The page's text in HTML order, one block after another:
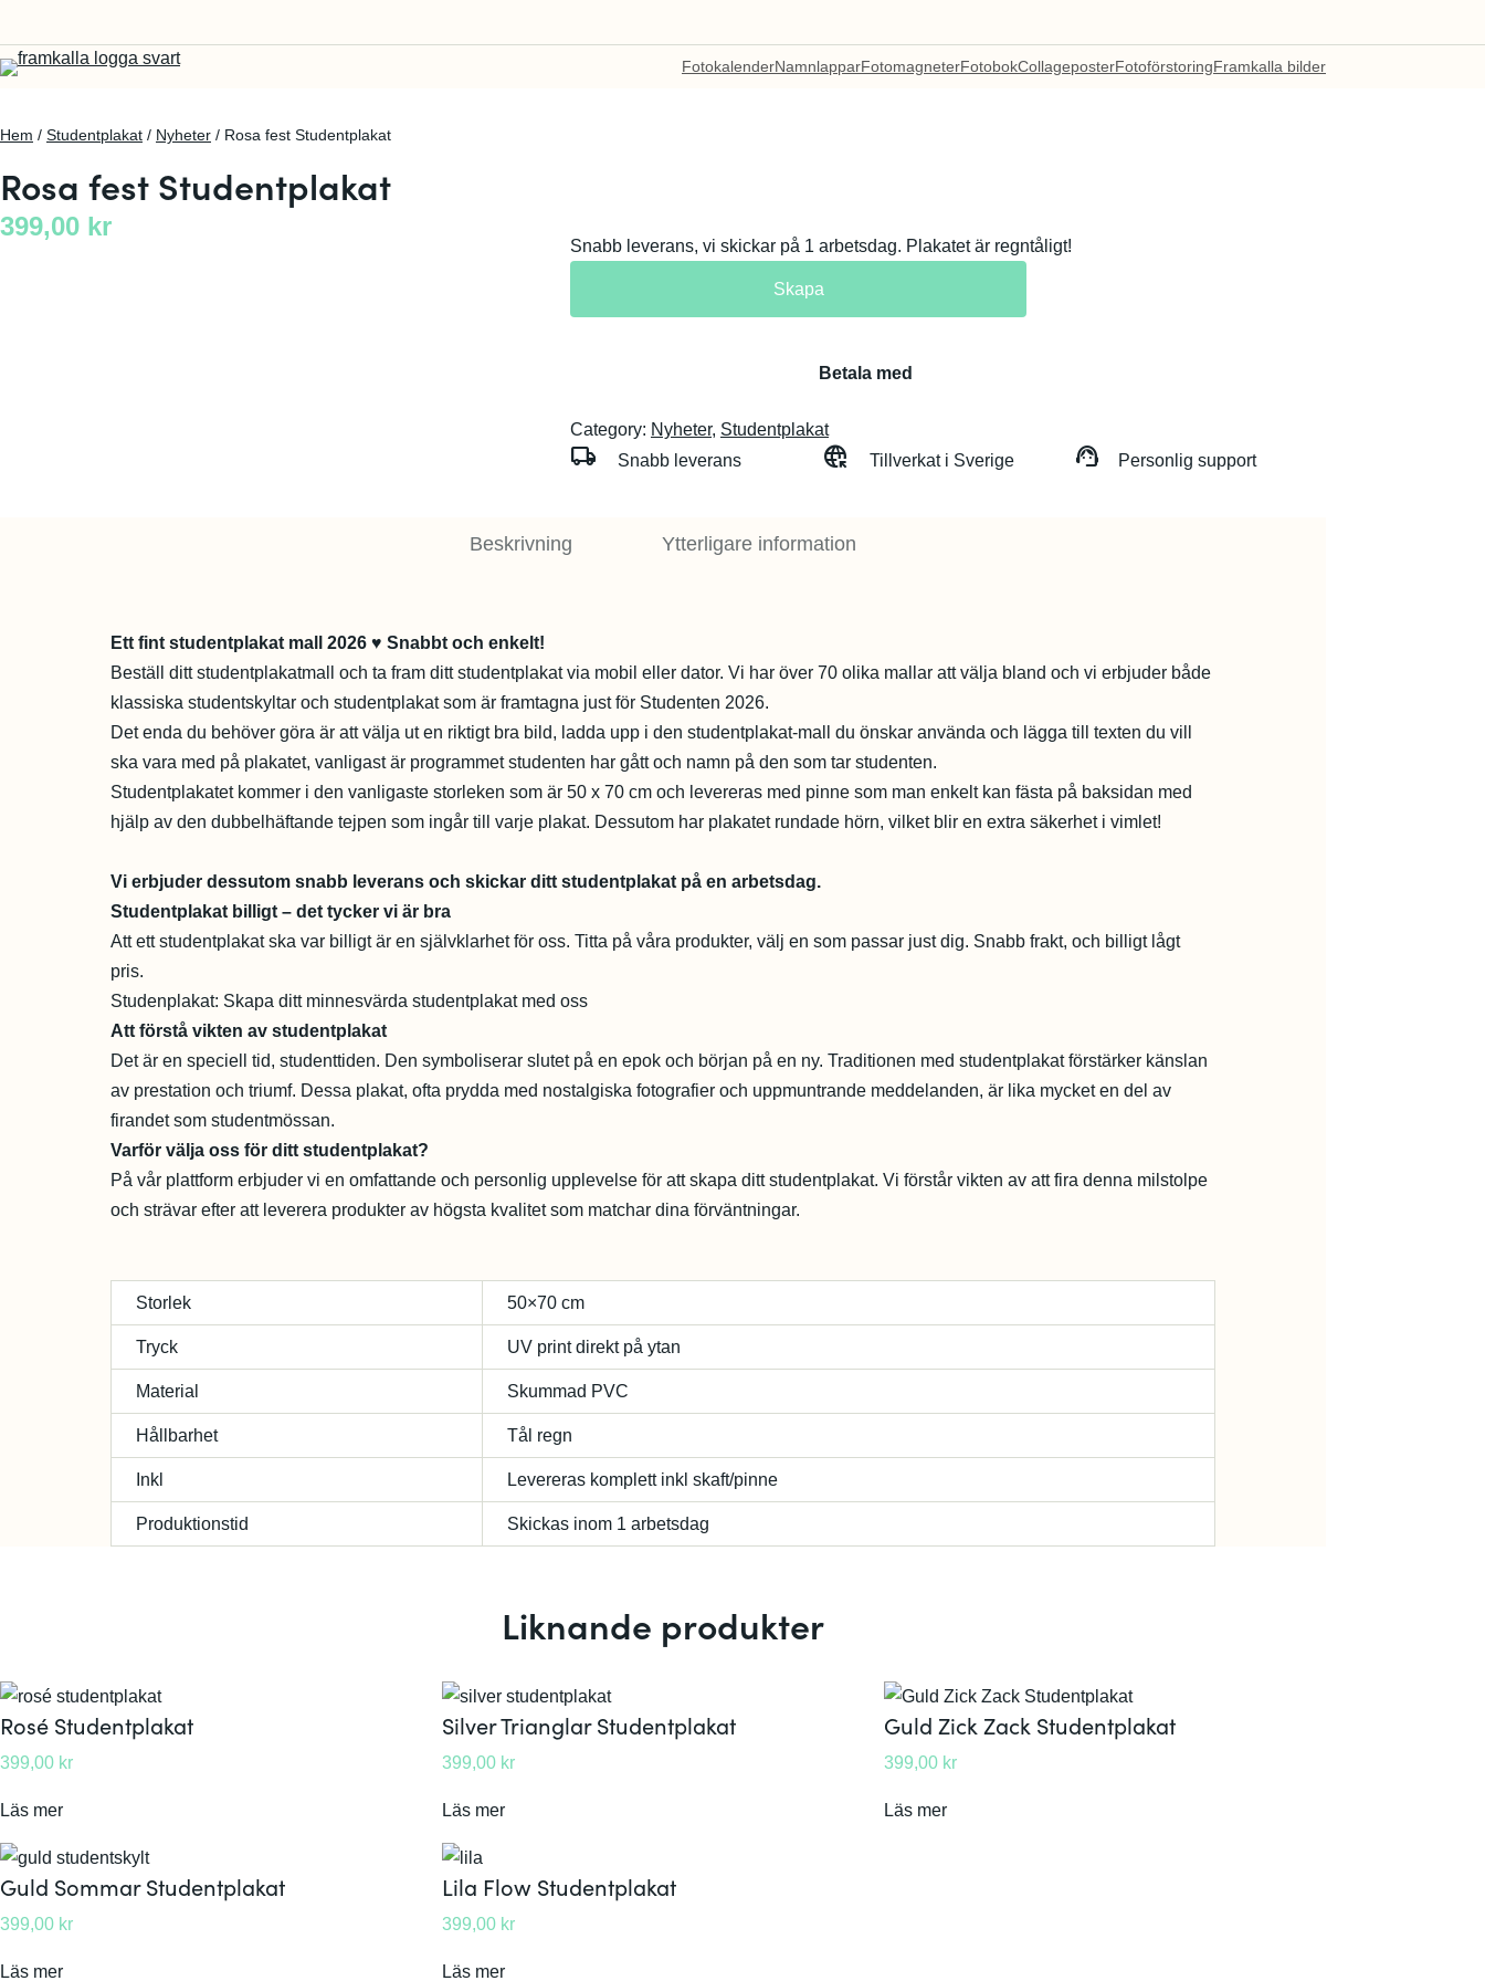
FotokalenderNamnlapparFotomagneterFotobokCollageposterFotoförstoringFramkalla bilder
Hem / Studentplakat / Nyheter / Rosa fest Studentplakat
Rosa fest Studentplakat
399,00 kr
Snabb leverans, vi skickar på 1 arbetsdag. Plakatet är regntåligt!
Skapa
Betala med
Category: Nyheter, Studentplakat
local_shipping Snabb leverans captive_portal Tillverkat i Sverige support_agent Personlig support
Beskrivning Ytterligare information
Ett fint studentplakat mall 2026 ♥ Snabbt och enkelt!
Beställ ditt studentplakatmall och ta fram ditt studentplakat via mobil eller dator. Vi har över 70 olika mallar att välja bland och vi erbjuder både
klassiska studentskyltar och studentplakat som är framtagna just för Studenten 2026.
Det enda du behöver göra är att välja ut en riktigt bra bild, ladda upp i den studentplakat-mall du önskar använda och lägga till texten du vill
ska vara med på plakatet, vanligast är programmet studenten har gått och namn på den som tar studenten.
Studentplakatet kommer i den vanligaste storleken som är 50 x 70 cm och levereras med pinne som man enkelt kan fästa på baksidan med
hjälp av den dubbelhäftande tejpen som ingår till varje plakat. Dessutom har plakatet rundade hörn, vilket blir en extra säkerhet i vimlet!
Vi erbjuder dessutom snabb leverans och skickar ditt studentplakat på en arbetsdag.
Studentplakat billigt – det tycker vi är bra
Att ett studentplakat ska var billigt är en självklarhet för oss. Titta på våra produkter, välj en som passar just dig. Snabb frakt, och billigt lågt
pris.
Studenplakat: Skapa ditt minnesvärda studentplakat med oss
Att förstå vikten av studentplakat
Det är en speciell tid, studenttiden. Den symboliserar slutet på en epok och början på en ny. Traditionen med studentplakat förstärker känslan
av prestation och triumf. Dessa plakat, ofta prydda med nostalgiska fotografier och uppmuntrande meddelanden, är lika mycket en del av
firandet som studentmössan.
Varför välja oss för ditt studentplakat?
På vår plattform erbjuder vi en omfattande och personlig upplevelse för att skapa ditt studentplakat. Vi förstår vikten av att fira denna milstolpe
och strävar efter att leverera produkter av högsta kvalitet som matchar dina förväntningar.
Storlek 50×70 cm
Tryck UV print direkt på ytan
Material Skummad PVC
Hållbarhet Tål regn
Inkl Levereras komplett inkl skaft/pinne
Produktionstid Skickas inom 1 arbetsdag
Liknande produkter
Rosé Studentplakat
399,00 kr
Läs mer:
o
s
é
Silver Trianglar Studentplakat
399,00 kr
Läs mer:
l
v
Guld Zick Zack Studentplakat
399,00 kr
Läs mer:
Guld Sommar Studentplakat
399,00 kr
Läs mer:
Lila Flow Studentplakat
399,00 kr
Läs mer: